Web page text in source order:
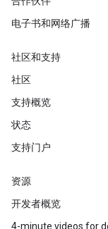
电子书和网络广播
社区和支持
社区
支持概览
状态
支持门户
资源
开发者概览
4-minute videos for